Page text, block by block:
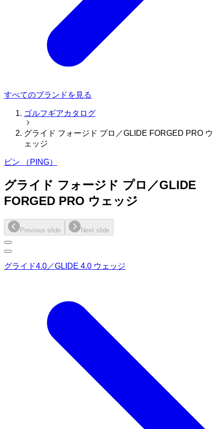
すべてのブランドを見る
ゴルフギアカタログ
グライド フォージド プロ／GLIDE FORGED PRO ウ
ェッジ
ピン （PING）
グライド フォージド プロ／GLIDE
FORGED PRO ウェッジ
Previous slide Next slide
グライド4.0／GLIDE 4.0 ウェッジ